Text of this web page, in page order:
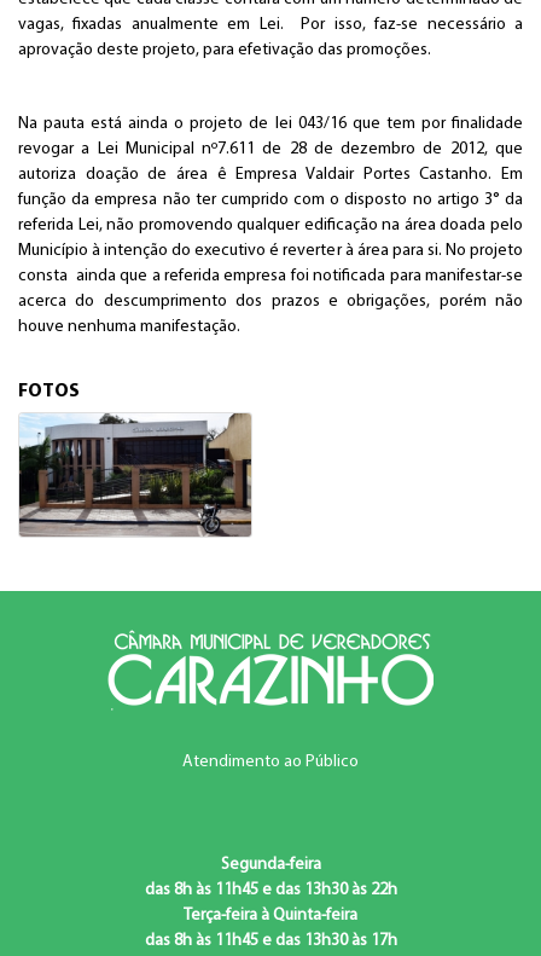
vagas, fixadas anualmente em Lei. Por isso, faz-se necessário a
aprovação deste projeto, para efetivação das promoções.
Na pauta está ainda o projeto de lei 043/16 que tem por finalidade
revogar a Lei Municipal nº7.611 de 28 de dezembro de 2012, que
autoriza doação de área ê Empresa Valdair Portes Castanho. Em
função da empresa não ter cumprido com o disposto no artigo 3° da
referida Lei, não promovendo qualquer edificação na área doada pelo
Município à intenção do executivo é reverter à área para si. No projeto
consta ainda que a referida empresa foi notificada para manifestar-se
acerca do descumprimento dos prazos e obrigações, porém não
houve nenhuma manifestação.
FOTOS
Atendimento ao Público
Segunda-feira
das 8h às 11h45 e das 13h30 às 22h
Terça-feira à Quinta-feira
das 8h às 11h45 e das 13h30 às 17h